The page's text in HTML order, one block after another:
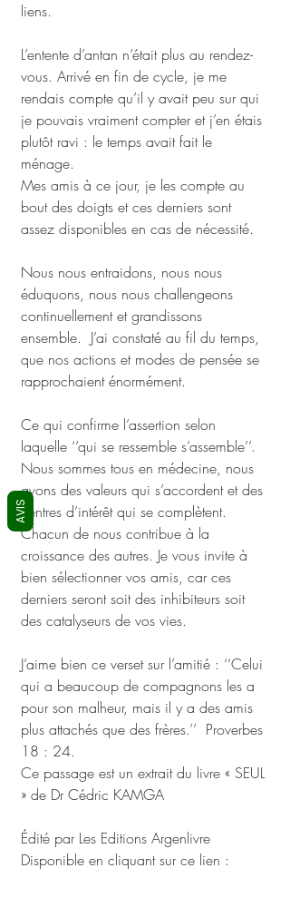
liens.
L’entente d’antan n’était plus au rendez-
vous. Arrivé en fin de cycle, je me
rendais compte qu’il y avait peu sur qui
je pouvais vraiment compter et j’en étais
plutôt ravi : le temps avait fait le
ménage.
Mes amis à ce jour, je les compte au
bout des doigts et ces derniers sont
assez disponibles en cas de nécessité.
Nous nous entraidons, nous nous
éduquons, nous nous challengeons
continuellement et grandissons
ensemble.  J’ai constaté au fil du temps,
que nos actions et modes de pensée se
rapprochaient énormément.
Ce qui confirme l’assertion selon
laquelle ‘‘qui se ressemble s’assemble’’.
Nous sommes tous en médecine, nous
avons des valeurs qui s’accordent et des
centres d’intérêt qui se complètent.
Chacun de nous contribue à la
croissance des autres. Je vous invite à
bien sélectionner vos amis, car ces
derniers seront soit des inhibiteurs soit
des catalyseurs de vos vies.
J’aime bien ce verset sur l’amitié : ‘‘Celui
qui a beaucoup de compagnons les a
pour son malheur, mais il y a des amis
plus attachés que des frères.’’  Proverbes
18 : 24.
Ce passage est un extrait du livre « SEUL
» de Dr Cédric KAMGA
Édité par Les Editions Argenlivre
Disponible en cliquant sur ce lien :
AVIS